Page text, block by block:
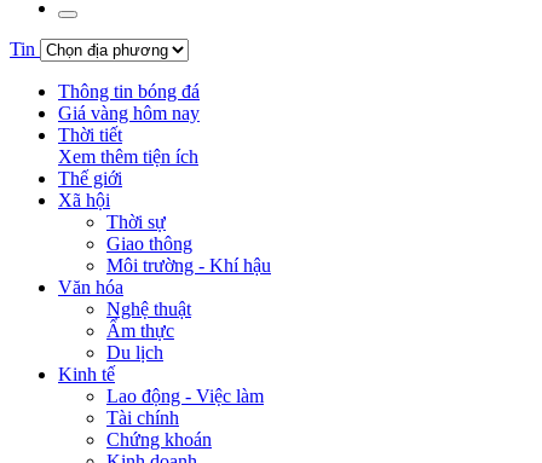
Tin
Thông tin bóng đá
Giá vàng hôm nay
Thời tiết
Xem thêm tiện ích
Thế giới
Xã hội
Thời sự
Giao thông
Môi trường - Khí hậu
Văn hóa
Nghệ thuật
Ẩm thực
Du lịch
Kinh tế
Lao động - Việc làm
Tài chính
Chứng khoán